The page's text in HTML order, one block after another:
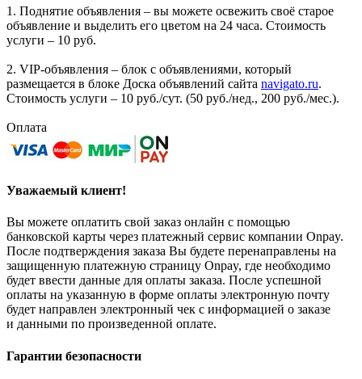
1. Поднятие объявления – вы можете освежить своё старое
объявление и выделить его цветом на 24 часа. Стоимость
услуги – 10 руб.
2. VIP-объявления – блок с объявлениями, который
размещается в блоке Доска объявлений сайта navigato.ru.
Стоимость услуги – 10 руб./сут. (50 руб./нед., 200 руб./мес.).
Оплата
Уважаемый клиент!
Вы можете оплатить свой заказ онлайн с помощью
банковской карты через платежный сервис компании Onpay.
После подтверждения заказа Вы будете перенаправлены на
защищенную платежную страницу Onpay, где необходимо
будет ввести данные для оплаты заказа. После успешной
оплаты на указанную в форме оплаты электронную почту
будет направлен электронный чек с информацией о заказе
и данными по произведенной оплате.
Гарантии безопасности